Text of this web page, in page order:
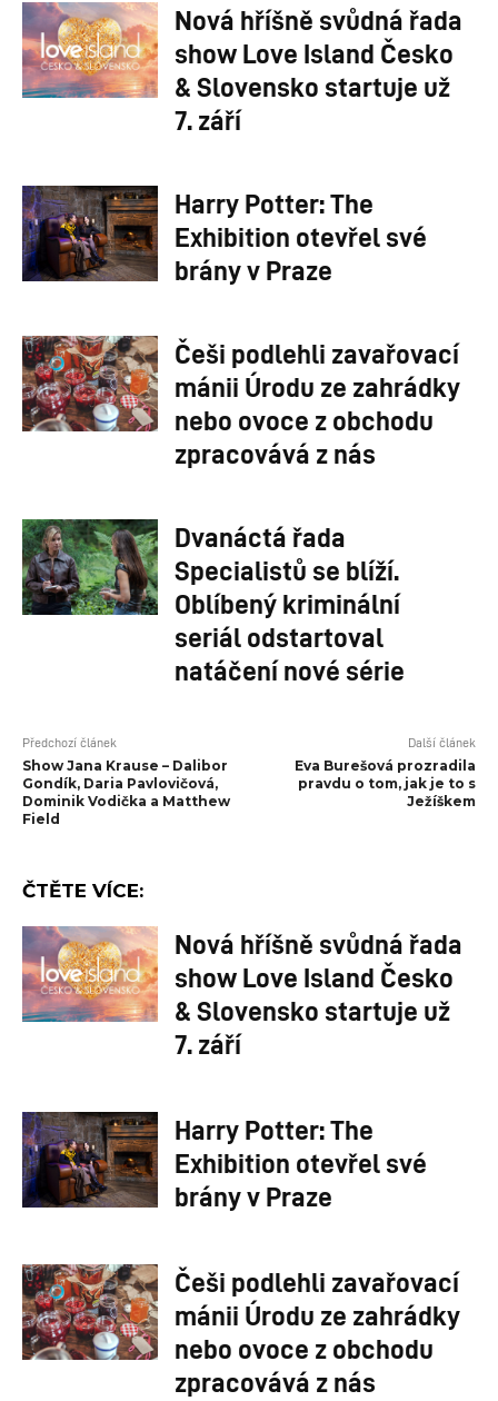
Nová hříšně svůdná řada
show Love Island Česko
& Slovensko startuje už
7. září
Harry Potter: The
Exhibition otevřel své
brány v Praze
Češi podlehli zavařovací
mánii Úrodu ze zahrádky
nebo ovoce z obchodu
zpracovává z nás
Dvanáctá řada
Specialistů se blíží.
Oblíbený kriminální
seriál odstartoval
natáčení nové série
Předchozí článek
Show Jana Krause – Dalibor
Gondík, Daria Pavlovičová,
Dominik Vodička a Matthew
Field
Další článek
Eva Burešová prozradila
pravdu o tom, jak je to s
Ježíškem
ČTĚTE VÍCE:
Nová hříšně svůdná řada
show Love Island Česko
& Slovensko startuje už
7. září
Harry Potter: The
Exhibition otevřel své
brány v Praze
Češi podlehli zavařovací
mánii Úrodu ze zahrádky
nebo ovoce z obchodu
zpracovává z nás